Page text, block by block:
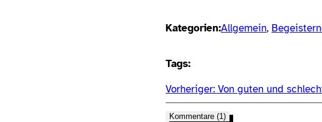
Kategorien:Allgemein,
Tags:
Vorheriger: Von guten und
Kommentare (1)